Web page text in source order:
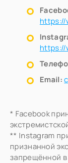
https://
https://
Email:
* Facebook
** Instagram
признанной
запрещённой